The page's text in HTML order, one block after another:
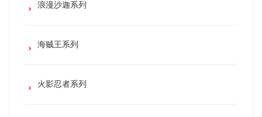
浪漫沙迦系列
海贼王系列
火影忍者系列